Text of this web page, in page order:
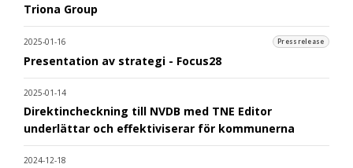
Triona Group
2025-01-16 Pressrelease
Presentation av strategi - Focus28
2025-01-14
Direktincheckning till NVDB med TNE Editor
underlättar och effektiviserar för kommunerna
2024-12-18